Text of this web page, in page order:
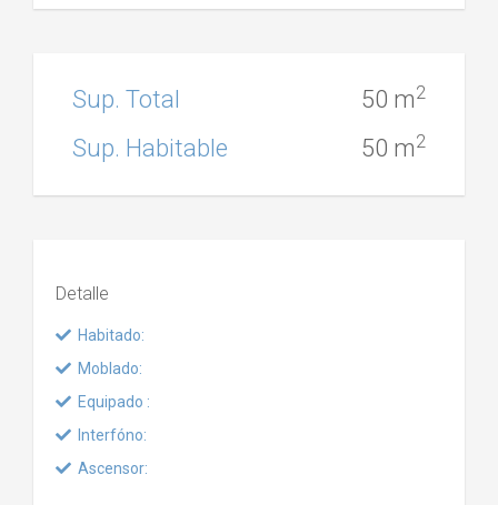
Sup. Total 50 m2
Sup. Habitable 50 m2
Detalle
Habitado:
Moblado:
Equipado :
Interfóno:
Ascensor: